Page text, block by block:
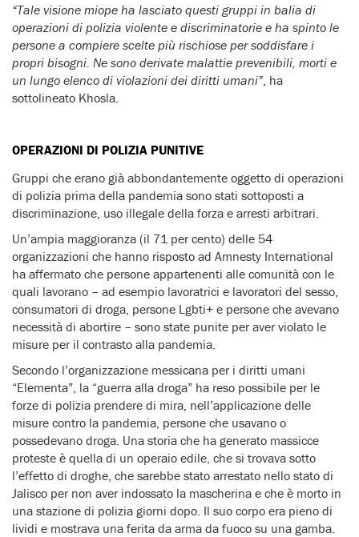
“Tale visione miope ha lasciato questi gruppi in balia di
operazioni di polizia violente e discriminatorie e ha spinto le
persone a compiere scelte più rischiose per soddisfare i
propri bisogni. Ne sono derivate malattie prevenibili, morti e
un lungo elenco di violazioni dei diritti umani” , ha
sottolineato Khosla.
OPERAZIONI DI POLIZIA PUNITIVE
Gruppi che erano già abbondantemente oggetto di operazioni
di polizia prima della pandemia sono stati sottoposti a
discriminazione, uso illegale della forza e arresti arbitrari.
Un’ampia maggioranza (il 71 per cento) delle 54
organizzazioni che hanno risposto ad Amnesty International
ha affermato che persone appartenenti alle comunità con le
quali lavorano – ad esempio lavoratrici e lavoratori del sesso,
consumatori di droga, persone Lgbti+ e persone che avevano
necessità di abortire – sono state punite per aver violato le
misure per il contrasto alla pandemia.
Secondo l’organizzazione messicana per i diritti umani
“Elementa”, la “guerra alla droga” ha reso possibile per le
forze di polizia prendere di mira, nell’applicazione delle
misure contro la pandemia, persone che usavano o
possedevano droga. Una storia che ha generato massicce
proteste è quella di un operaio edile, che si trovava sotto
l’effetto di droghe, che sarebbe stato arrestato nello stato di
Jalisco per non aver indossato la mascherina e che è morto in
una stazione di polizia giorni dopo. Il suo corpo era pieno di
lividi e mostrava una ferita da arma da fuoco su una gamba.